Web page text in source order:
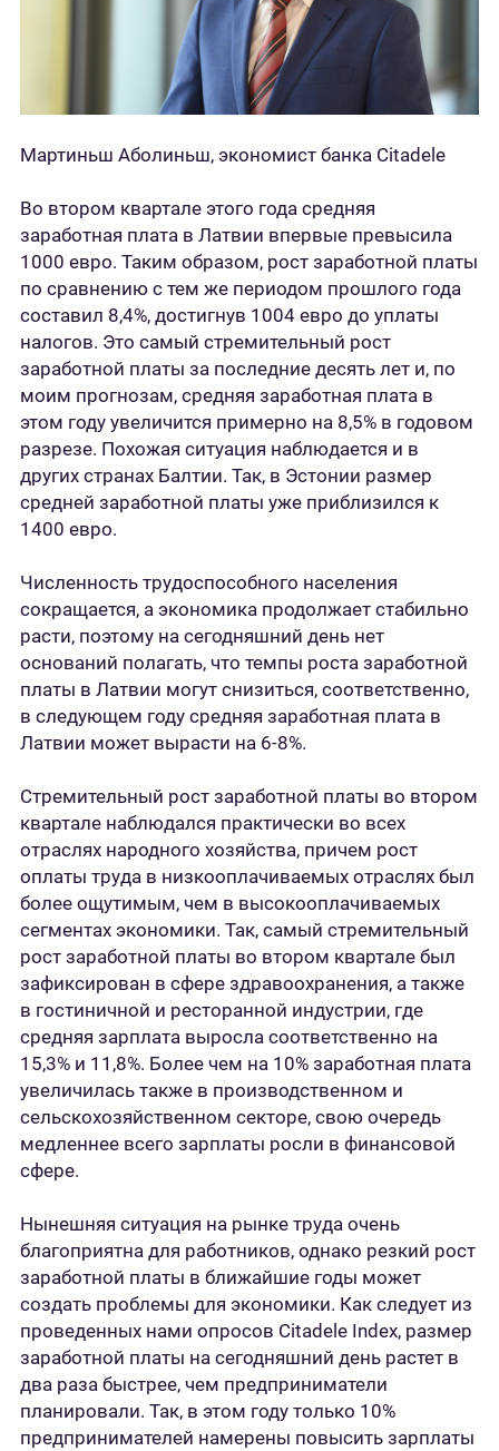
Мартиньш Аболиньш, экономист банка Citadele
Во втором квартале этого года средняя
заработная плата в Латвии впервые превысила
1000 евро. Таким образом, рост заработной платы
по сравнению с тем же периодом прошлого года
составил 8,4%, достигнув 1004 евро до уплаты
налогов. Это самый стремительный рост
заработной платы за последние десять лет и, по
моим прогнозам, средняя заработная плата в
этом году увеличится примерно на 8,5% в годовом
разрезе. Похожая ситуация наблюдается и в
других странах Балтии. Так, в Эстонии размер
средней заработной платы уже приблизился к
1400 евро.
Численность трудоспособного населения
сокращается, а экономика продолжает стабильно
расти, поэтому на сегодняшний день нет
оснований полагать, что темпы роста заработной
платы в Латвии могут снизиться, соответственно,
в следующем году средняя заработная плата в
Латвии может вырасти на 6-8%.
Стремительный рост заработной платы во втором
квартале наблюдался практически во всех
отраслях народного хозяйства, причем рост
оплаты труда в низкооплачиваемых отраслях был
более ощутимым, чем в высокооплачиваемых
сегментах экономики. Так, самый стремительный
рост заработной платы во втором квартале был
зафиксирован в сфере здравоохранения, а также
в гостиничной и ресторанной индустрии, где
средняя зарплата выросла соответственно на
15,3% и 11,8%. Более чем на 10% заработная плата
увеличилась также в производственном и
сельскохозяйственном секторе, свою очередь
медленнее всего зарплаты росли в финансовой
сфере.
Нынешняя ситуация на рынке труда очень
благоприятна для работников, однако резкий рост
заработной платы в ближайшие годы может
создать проблемы для экономики. Как следует из
проведенных нами опросов Citadele Index, размер
заработной платы на сегодняшний день растет в
два раза быстрее, чем предприниматели
планировали. Так, в этом году только 10%
предпринимателей намерены повысить зарплаты